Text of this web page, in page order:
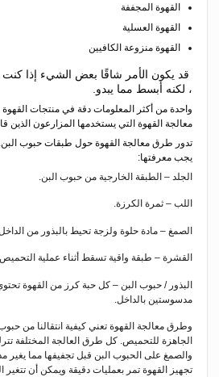
القهوة المجففة
القهوة العسلية
القهوة منزوعة الكافيين
قد يكون الأمر شاقًا بعض الشيء إذا
، لكنه أبسط مما يبدو.
واحدة من أكثر المعلومات دقة في منتجات
معالجة القهوة التي يستخدمها المزارعون الذين
تدور طرق معالجة القهوة حول طبقات حبوب
يجب معرفتها:
الجلد – الطبقة الخارجية من حبوب البن.
اللب – ثمرة الكرزة.
الصمغ – مادة حلوة ولزجة تحيط بالبذور من الداخل
القشرة – طبقة واقية تسقط أثناء عملية
البذور / حبوب البن – كل حبة كرز من القهوة
مدسوستين بالداخل.
وطرق معالجة القهوة تعني كيفية انتقالنا من
الجاهزة للتحميص. كل طرق العالجة المختلفة
والصمغ على الحبوب البن قبل تجفيفها مما يغير
تجهيز القهوة تمر بعمليات دقيقة ويمكن أن تتغير